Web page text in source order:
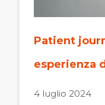
Patient
esperienza
4 luglio 2024